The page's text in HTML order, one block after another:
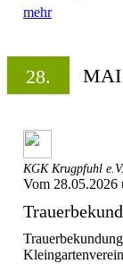
mehr
28. MAI
KGK Krugpfuhl e.V.
Vom 28.05.2026